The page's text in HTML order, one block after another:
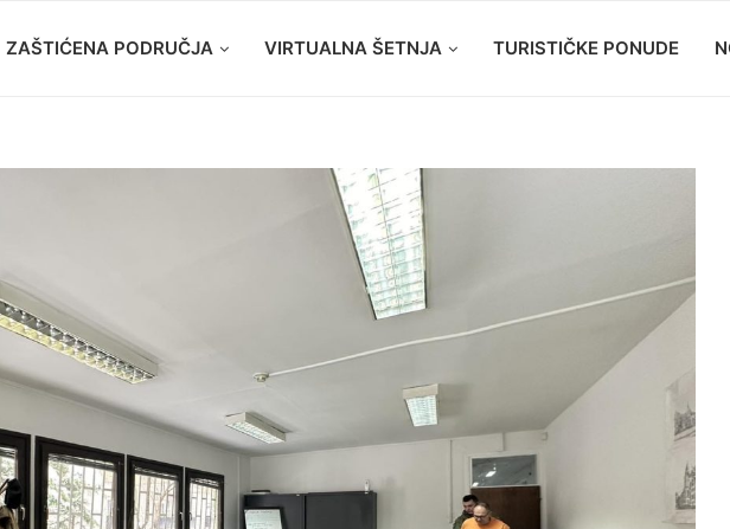
ZAŠTIĆENA PODRUČJA VIRTUALNA ŠETNJA TURISTIČKE PONUDE